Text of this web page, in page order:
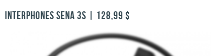
INTERPHONES SENA 3S | 128,99 $